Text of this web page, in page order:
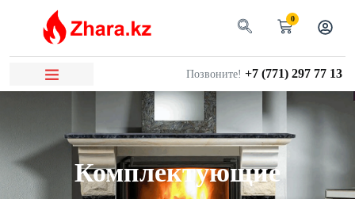
0
Позвоните! +7 (771) 297 77 13
Комплектующие